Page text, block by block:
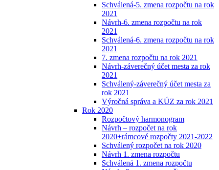
Schválená-5. zmena rozpočtu na rok
2021
Návrh-6. zmena rozpočtu na rok
2021
Schválená-6. zmena rozpočtu na rok
2021
7. zmena rozpočtu na rok 2021
Návrh-záverečný účet mesta za rok
2021
Schválený-záverečný účet mesta za
rok 2021
Výročná správa a KÚZ za rok 2021
Rok 2020
Rozpočtový harmonogram
Návrh – rozpočet na rok
2020+rámcové rozpočty 2021-2022
Schválený rozpočet na rok 2020
Návrh 1. zmena rozpočtu
Schválená 1. zmena rozpočtu